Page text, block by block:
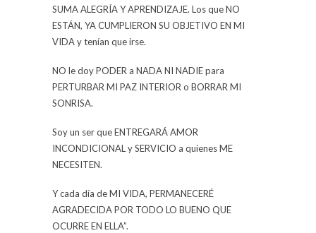
SUMA ALEGRÍA Y APRENDIZAJE. Los que NO
ESTÁN, YA CUMPLIERON SU OBJETIVO EN MI
VIDA y tenían que irse.
NO le doy PODER a NADA NI NADIE para
PERTURBAR MI PAZ INTERIOR o BORRAR MI
SONRISA.
Soy un ser que ENTREGARÁ AMOR
INCONDICIONAL y SERVICIO a quienes ME
NECESITEN.
Y cada día de MI VIDA, PERMANECERÉ
AGRADECIDA POR TODO LO BUENO QUE
OCURRE EN ELLA”.